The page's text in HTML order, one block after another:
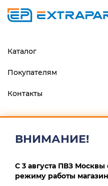
Каталог
Покупателям
Контакты
р/с 40802810900600008013
044525411 ИП Маскин
Политика
ВНИМАНИЕ!
С 3 августа ПВЗ Москвы
режиму работы